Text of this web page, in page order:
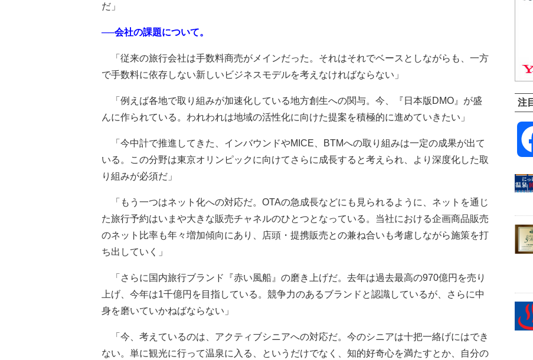
だ」
──会社の課題について。
「従来の旅行会社は手数料商売がメインだった。それはそれでベースとしながらも、一方
で手数料に依存しない新しいビジネスモデルを考えなければならない」
「例えば各地で取り組みが加速化している地方創生への関与。今、『日本版DMO』が盛
んに作られている。われわれは地域の活性化に向けた提案を積極的に進めていきたい」
「今中計で推進してきた、インバウンドやMICE、BTMへの取り組みは一定の成果が出て
いる。この分野は東京オリンピックに向けてさらに成長すると考えられ、より深度化した取
り組みが必須だ」
「もう一つはネット化への対応だ。OTAの急成長などにも見られるように、ネットを通じ
た旅行予約はいまや大きな販売チャネルのひとつとなっている。当社における企画商品販売
のネット比率も年々増加傾向にあり、店頭・提携販売との兼ね合いも考慮しながら施策を打
ち出していく」
「さらに国内旅行ブランド『赤い風船』の磨き上げだ。去年は過去最高の970億円を売り
上げ、今年は1千億円を目指している。競争力のあるブランドと認識しているが、さらに中
身を磨いていかねばならない」
「今、考えているのは、アクティブシニアへの対応だ。今のシニアは十把一絡げにはでき
ない。単に観光に行って温泉に入る、というだけでなく、知的好奇心を満たすとか、自分の
注